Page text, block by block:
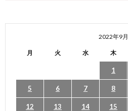
2022年9月
月 火 水 木
1
5 6 7 8
12 13 14 15